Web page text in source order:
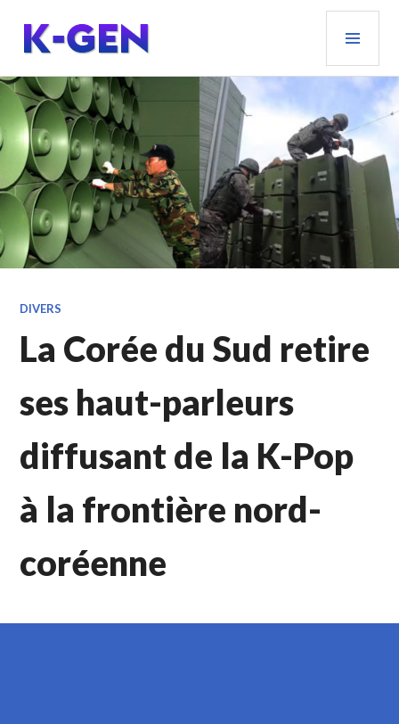
contenu
principal
K-GEN
DIVERS
La Corée du Sud retire
ses haut-parleurs
diffusant de la K-Pop
à la frontière nord-
coréenne